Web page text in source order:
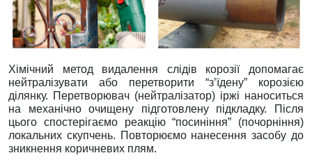
Хімічний метод видалення слідів корозії допомагає
нейтралізувати або перетворити “з’їдену” корозією
ділянку. Перетворювач (нейтралізатор) іржі наноситься
на механічно очищену підготовлену підкладку. Після
цього спостерігаємо реакцію “посиніння” (почорніння)
локальних скупчень. Повторюємо нанесення засобу до
зникнення коричневих плям.